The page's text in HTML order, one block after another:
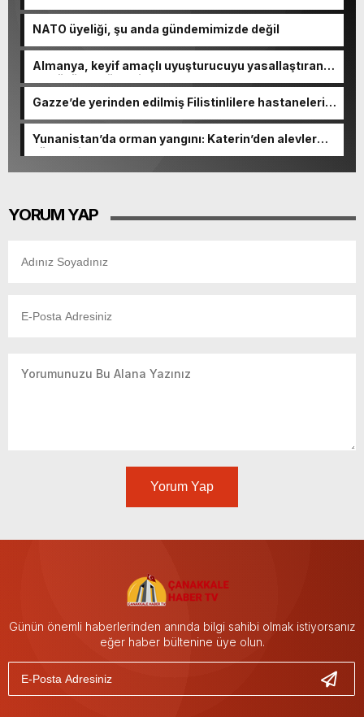
NATO üyeliği, şu anda gündemimizde değil
Almanya, keyif amaçlı uyuşturucuyu yasallaştıran
en büyük AB ülkesi oldu
Gazze’de yerinden edilmiş Filistinlilere hastaneleri
Yunanistan’da orman yangını: Katerin’den alevler
yükseldi
YORUM YAP
Yorum Yap
Günün önemli haberlerinden anında bilgi sahibi olmak istiyorsanız
eğer haber bültenine üye olun.